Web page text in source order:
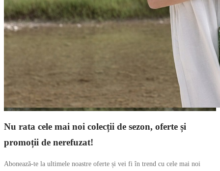
Nu rata cele mai noi colecții de sezon, oferte și
promoții de nerefuzat!
Abonează-te la ultimele noastre oferte și vei fi în trend cu cele mai noi